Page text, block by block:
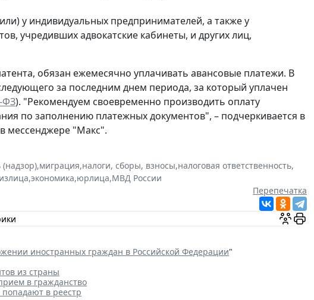
у индивидуальных предпринимателей, а также у
учредивших адвокатские кабинеты, и других лиц,
обязан ежемесячно уплачивать авансовые платежи. В
за последним днем периода, за который уплачен
ФЗ). "Рекомендуем своевременно производить оплату
по заполнению платежных документов", – подчеркивается в
мессенджере "Макс".
(надзор),миграция,налоги, сборы, взносы,налоговая ответственность,
,экономика,юрлица,МВД России
Перепечатка
иностранных граждан в Российской Федерации"
из страны
в гражданство
в реестр